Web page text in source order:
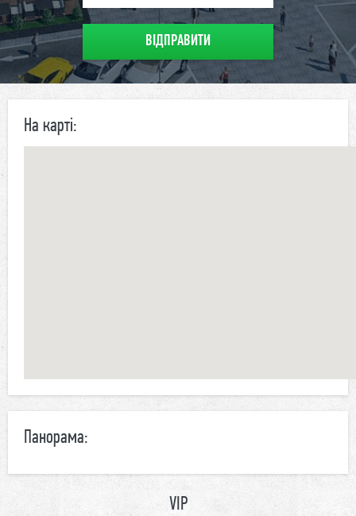
На карті:
Панорама:
VIP